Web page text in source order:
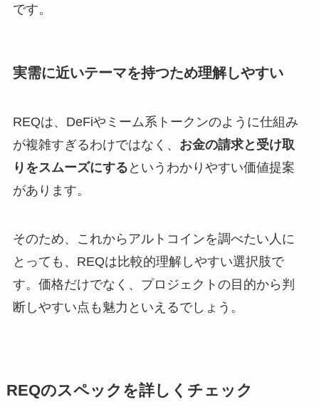
です。
実需に近いテーマを持つため理解しやすい
REQは、DeFiやミーム系トークンのように仕組み
が複雑すぎるわけではなく、 お金の請求と受け取
りをスムーズにする というわかりやすい価値提案
があります。
そのため、これからアルトコインを調べたい人に
とっても、REQは比較的理解しやすい選択肢で
す。価格だけでなく、プロジェクトの目的から判
断しやすい点も魅力といえるでしょう。
REQのスペックを詳しくチェック